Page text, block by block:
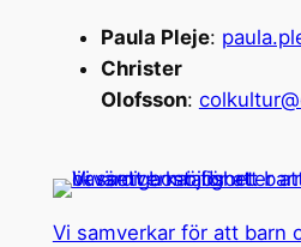
Paula Pleje:
Christer
Olofsson:
Vi samverkar för att barn